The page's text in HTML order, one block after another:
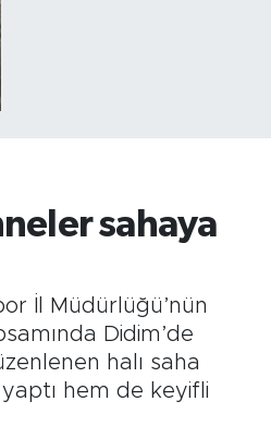
sahaya
İl Müdürlüğü’nün
Didim’de
halı saha
hem de keyifli